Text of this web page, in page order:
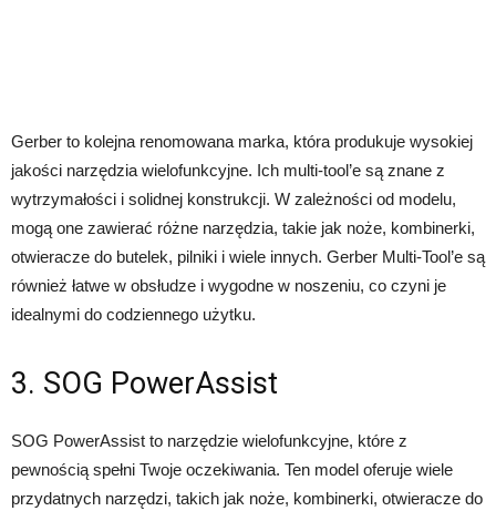
Gerber to kolejna renomowana marka, która produkuje wysokiej
jakości narzędzia wielofunkcyjne. Ich multi-tool’e są znane z
wytrzymałości i solidnej konstrukcji. W zależności od modelu,
mogą one zawierać różne narzędzia, takie jak noże, kombinerki,
otwieracze do butelek, pilniki i wiele innych. Gerber Multi-Tool’e są
również łatwe w obsłudze i wygodne w noszeniu, co czyni je
idealnymi do codziennego użytku.
3. SOG PowerAssist
SOG PowerAssist to narzędzie wielofunkcyjne, które z
pewnością spełni Twoje oczekiwania. Ten model oferuje wiele
przydatnych narzędzi, takich jak noże, kombinerki, otwieracze do